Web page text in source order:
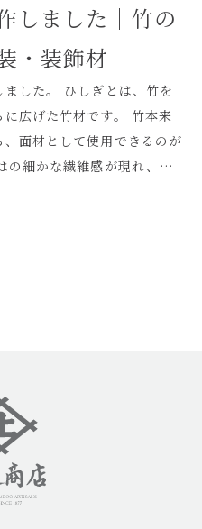
討の際は、ぜひ一度ご相談
などの特注製作を行ってお
しました｜竹の
・装飾材
した。 ひしぎとは、竹を
広げた竹材です。 竹本来
面材として使用できるのが
ア板などの下地に貼り付け
てパネル化しておくこと
します。 パネルとして製
飾パネルなどにも取り入れ
ことができます。 竹定
て、 ひしぎ単体での納